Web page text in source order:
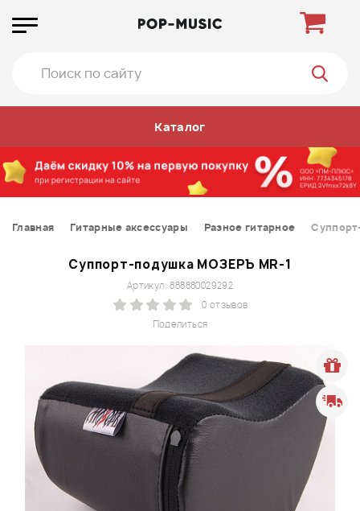
Каталог
Главная Гитарные аксессуары Разное гитарное
Суппорт-подушка МОЗЕРЪ MR-1
Поделиться
Артикул: 888880029292
0 отзывов